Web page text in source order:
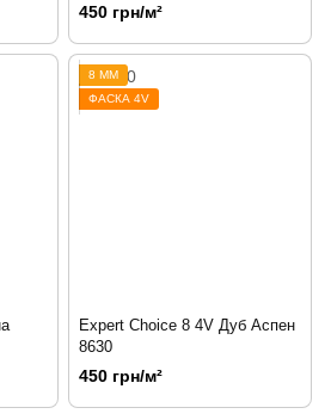
450 грн/м²
8 ММ
ФАСКА 4V
Expert Choice 8 4V Дуб Аспен
8630
450 грн/м²